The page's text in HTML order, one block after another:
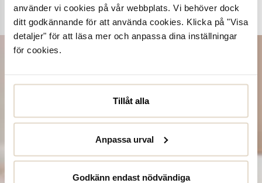
använder vi cookies på vår webbplats. Vi behöver dock
ditt godkännande för att använda cookies. Klicka på "Visa
detaljer" för att läsa mer och anpassa dina inställningar
för cookies.
Tillåt alla
Anpassa urval
Godkänn endast nödvändiga
Dasia K.Cobler Novita